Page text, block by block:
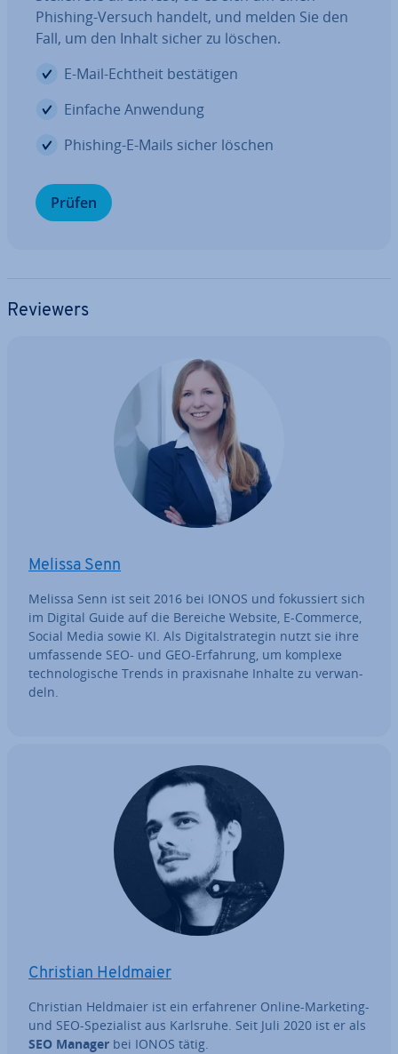
Phishing-Versuch handelt, und melden Sie den
Fall, um den Inhalt sicher zu löschen.
E-Mail-Echtheit be­stä­ti­gen
Einfache Anwendung
Phishing-E-Mails sicher löschen
Prüfen
Reviewers
Melissa Senn
Melissa Senn ist seit 2016 bei IONOS und fo­kus­siert sich
im Digital Guide auf die Bereiche Website, E-Commerce,
Social Media sowie KI. Als Di­gi­tal­stra­te­gin nutzt sie ihre
um­fas­sen­de SEO- und GEO-Erfahrung, um komplexe
tech­no­lo­gi­sche Trends in pra­xis­na­he Inhalte zu ver­wan­
deln.
Christian Heldmaier
Christian Heldmaier ist ein er­fah­re­ner Online-Marketing-
und SEO-Spe­zia­list aus Karlsruhe. Seit Juli 2020 ist er als
SEO Manager bei IONOS tätig.